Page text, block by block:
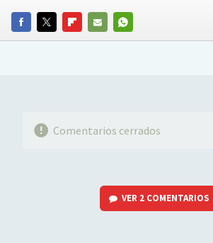
FACEBOOKTWITTERFLIPBOARD
E-
WHATSAPP
Comentarios cerrados
VER 2 COMENTARIOS